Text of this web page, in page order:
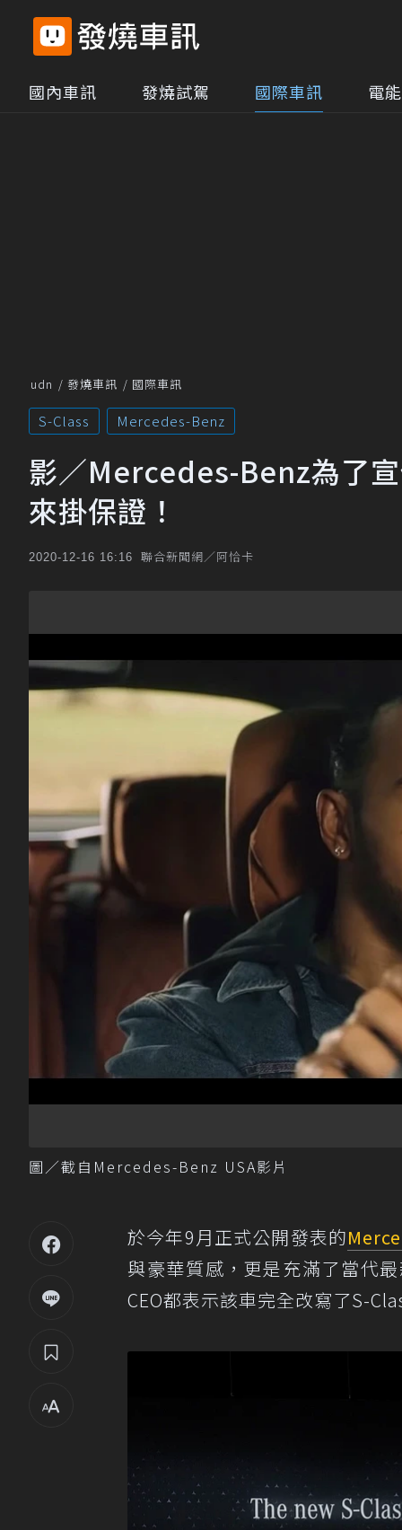
國內車訊 發燒試駕 國際車訊 電
udn 發燒車訊 國際車訊
S-Class Mercedes-Benz
影／Mercedes-Benz為了
來掛保證！
2020-12-16 16:16 聯合新聞網／阿恰卡
圖／截自Mercedes-Benz USA影片
於今年9月正式公開發表的
與豪華質感，更是充滿了當代
CEO都表示該車完全改寫了S-